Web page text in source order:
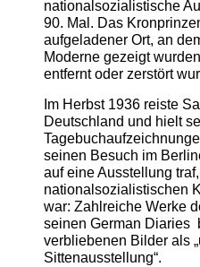
nationalsozialistische
90. Mal. Das
aufgeladener Ort, an
Moderne gezeigt
entfernt oder zerstört
Im Herbst 1936 reiste
Deutschland und hielt
seinen Besuch im
auf eine Ausstellung
nationalsozialistischen
war: Zahlreiche Werke
seinen German Diaries
verbliebenen Bilder als
Sittenausstellung“.